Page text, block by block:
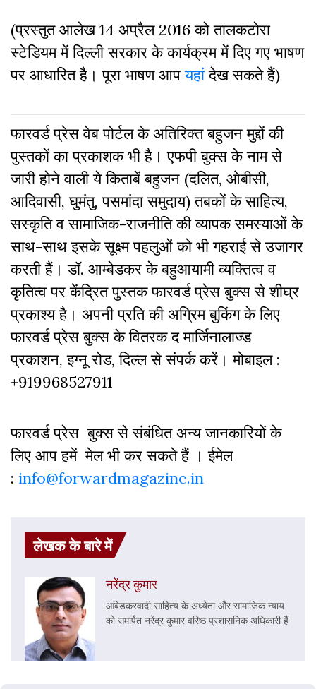
(प्रस्तुत आलेख 14 अप्रैल 2016 कोतालकटोरा
स्टेडियम में दिल्ली सरकार के कार्यक्रम मेंदिए गए भाषण
पर आधारित है। पूरा भाषण आप यहांदेख सकते हैं)
फारवर्ड प्रेस वेब पोर्टल के अतिरिक्‍त बहुजन मुद्दों की
पुस्‍तकों का प्रकाशक भी है। एफपी बुक्‍स के नाम से
जारी होने वाली ये किताबें बहुजन (दलित, ओबीसी,
आदिवासी, घुमंतु, पसमांदा समुदाय) तबकों के साहित्‍य,
सस्‍क‍ृति व सामाजिक-राजनीति की व्‍यापक समस्‍याओं के
साथ-साथ इसके सूक्ष्म पहलुओं को भी गहराई से उजागर
करती हैं। डॉ. आम्बेडकर के बहुआयामी व्यक्तित्व व
कृतित्व पर केंद्रित पुस्तक फारवर्ड प्रेस बुक्स से शीघ्र
प्रकाश्य है। अपनी प्रति की अग्रिम बुकिंग के लिए
फारवर्ड प्रेस बुक्स के वितरक द मार्जिनालाज्ड
प्रकाशन, इग्नू रोड, दिल्ल से संपर्क करें। मोबाइल :
+919968527911
फारवर्ड प्रेस बुक्स से संबंधित अन्य जानकारियों के
लिए आप हमें मेल भी कर सकते हैं । ईमेल
: info@forwardmagazine.in
लेखक के बारे में
नरेंद्र कुमार
आंबेडकरवादी साहित्य के अध्येता और सामाजिक न्याय
को समर्पित नरेंद्र कुमार वरिष्ठ प्रशासनिक अधिकारी हैं